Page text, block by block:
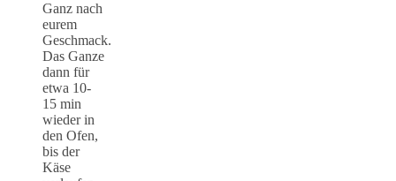
Ganz nach
eurem
Geschmack.
Das Ganze
dann für
etwa 10-
15 min
wieder in
den Ofen,
bis der
Käse